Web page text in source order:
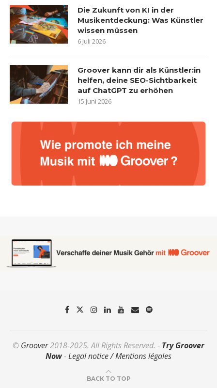
Die Zukunft von KI in der
Musikentdeckung: Was Künstler
wissen müssen
6 Juli 2026
Groover kann dir als Künstler:in
helfen, deine SEO-Sichtbarkeit
auf ChatGPT zu erhöhen
15 Juni 2026
© Groover2018-2025. All Rights Reserved. - Try Groover
Now-Legal notice / Mentions légales
BACK TO TOP